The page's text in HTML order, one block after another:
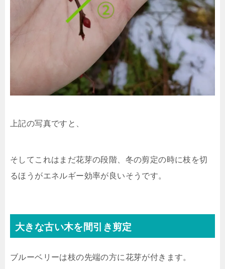
上記の写真ですと、
そしてこれはまだ花芽の段階、冬の剪定の時に枝を切
るほうがエネルギー効率が良いそうです。
大きな古い木を間引き剪定
ブルーベリーは枝の先端の方に花芽が付きます。